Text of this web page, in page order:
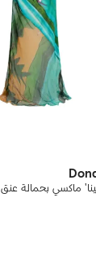
ماكسي بحمالة عنق